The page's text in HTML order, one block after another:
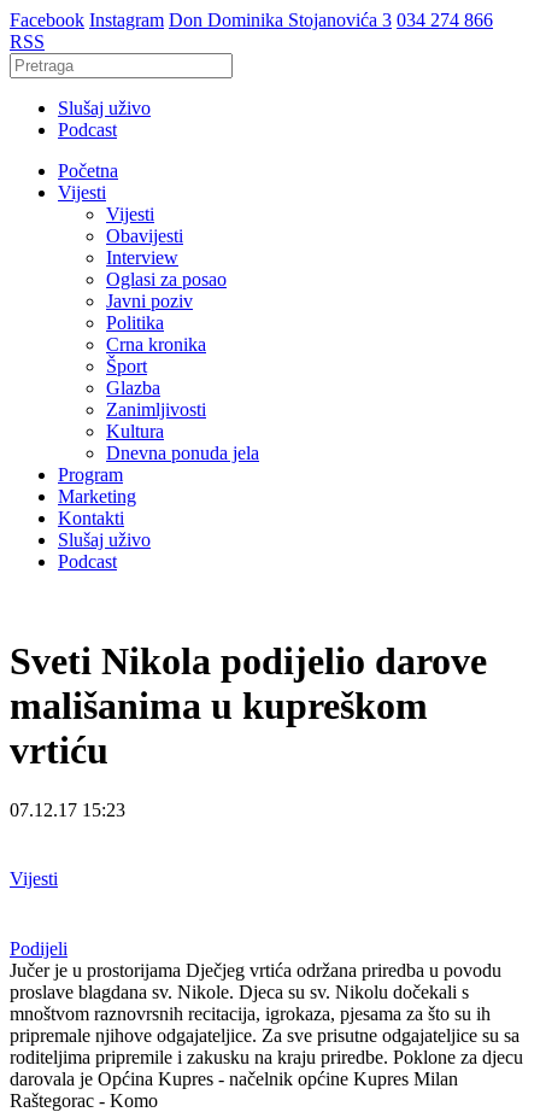
Facebook Instagram Don Dominika Stojanovića 3 034 274 866
RSS
Slušaj uživo
Podcast
Početna
Vijesti
Vijesti
Obavijesti
Interview
Oglasi za posao
Javni poziv
Politika
Crna kronika
Šport
Glazba
Zanimljivosti
Kultura
Dnevna ponuda jela
Program
Marketing
Kontakti
Slušaj uživo
Podcast
Sveti Nikola podijelio darove
mališanima u kupreškom
vrtiću
07.12.17 15:23
Vijesti
Podijeli
Jučer je u prostorijama Dječjeg vrtića održana priredba u povodu
proslave blagdana sv. Nikole. Djeca su sv. Nikolu dočekali s
mnoštvom raznovrsnih recitacija, igrokaza, pjesama za što su ih
pripremale njihove odgajateljice. Za sve prisutne odgajateljice su sa
roditeljima pripremile i zakusku na kraju priredbe. Poklone za djecu
darovala je Općina Kupres - načelnik općine Kupres Milan
Raštegorac - Komo